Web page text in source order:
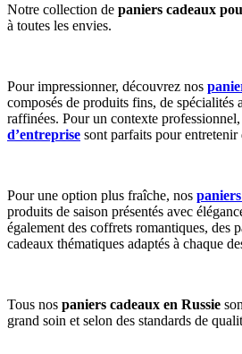
Notre collection de paniers cadeaux
à toutes les envies.
Pour impressionner, découvrez nos
composés de produits fins, de spécialités
raffinées. Pour un contexte
d’entreprise sont parfaits pour entretenir
Pour une option plus fraîche, nos
produits de saison présentés avec
également des coffrets romantiques, des
cadeaux thématiques adaptés à chaque
Tous nos paniers cadeaux en Russie
grand soin et selon des standards de